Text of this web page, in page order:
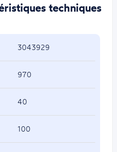
techniques
3043929
970
40
100